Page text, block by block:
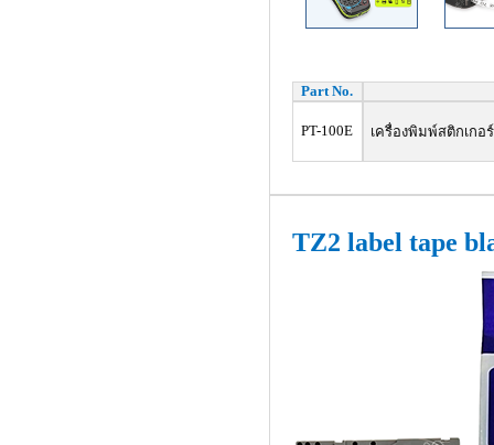
Part No.
PT-100E เครื่องพิมพ์สติกเกอ
TZ2 label tape